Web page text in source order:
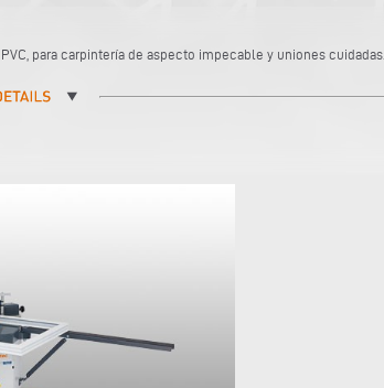
para carpintería de aspecto impecable y uniones cuidadas.